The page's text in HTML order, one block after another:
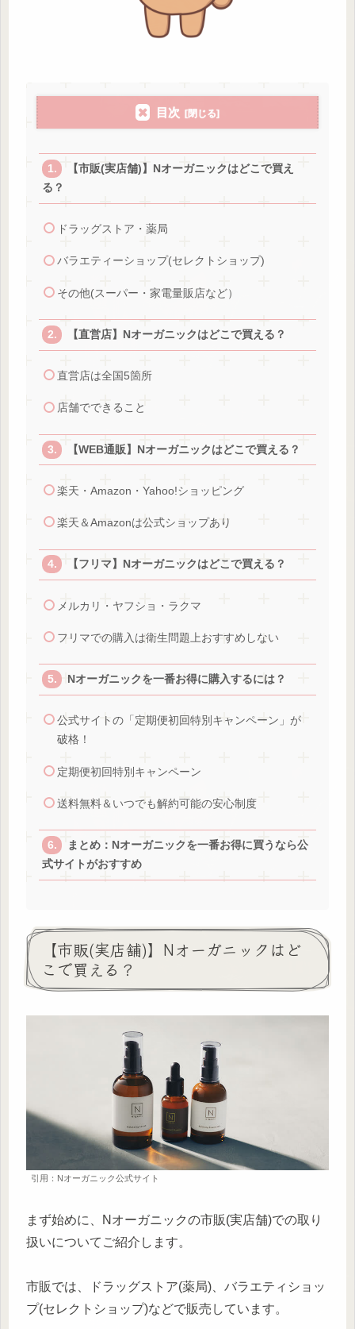
目次
【市販(実店舗)】Nオーガニックはどこで買え
る？
ドラッグストア・薬局
バラエティーショップ(セレクトショップ)
その他(スーパー・家電量販店など）
【直営店】Nオーガニックはどこで買える？
直営店は全国5箇所
店舗でできること
【WEB通販】Nオーガニックはどこで買える？
楽天・Amazon・Yahoo!ショッピング
楽天＆Amazonは公式ショップあり
【フリマ】Nオーガニックはどこで買える？
メルカリ・ヤフショ・ラクマ
フリマでの購入は衛生問題上おすすめしない
Nオーガニックを一番お得に購入するには？
公式サイトの「定期便初回特別キャンペーン」が
破格！
定期便初回特別キャンペーン
送料無料＆いつでも解約可能の安心制度
まとめ：Nオーガニックを一番お得に買うなら公
式サイトがおすすめ
【市販(実店舗)】Nオーガニックはど
こで買える？
引用：Nオーガニック公式サイト
まず始めに、Nオーガニックの市販(実店舗)での取り
扱いについてご紹介します。
市販では、ドラッグストア(薬局)、バラエティショッ
プ(セレクトショップ)などで販売しています。